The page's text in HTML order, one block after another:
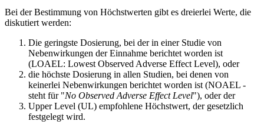
Bei der Bestimmung von Höchstwerten gibt es dreierlei Werte, die
diskutiert werden:
Die geringste Dosierung, bei der in einer Studie von
Nebenwirkungen der Einnahme berichtet worden ist
(LOAEL: Lowest Observed Adverse Effect Level), oder
die höchste Dosierung in allen Studien, bei denen von
keinerlei Nebenwirkungen berichtet worden ist (NOAEL -
steht für "No Observed Adverse Effect Level"), oder der
Upper Level (UL) empfohlene Höchstwert, der gesetzlich
festgelegt wird.